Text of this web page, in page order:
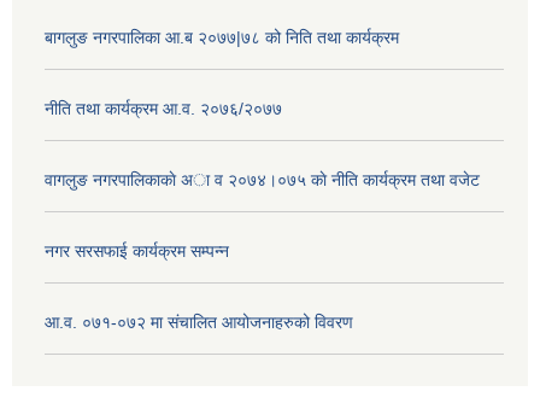
बागलुङ नगरपालिका आ.ब २०७७|७८ को निति तथा कार्यक्रम
नीति तथा कार्यक्रम आ.व. २०७६/२०७७
वागलुङ नगरपालिकाकाे अा‍ व २०७४।०७५ काे नीति कार्यक्रम तथा वजेट
नगर सरसफाई कार्यक्रम सम्पन्न
आ.व. ०७१-०७२ मा संचालित आयोजनाहरुको विवरण